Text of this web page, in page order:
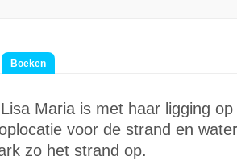
Boeken
Maria is met haar ligging
voor de strand en
zo het strand op.